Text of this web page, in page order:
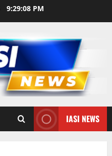
9:29:08 PM
IASI NEWS